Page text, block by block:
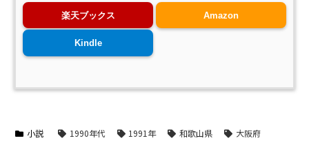
楽天ブックス Amazon
Kindle
小説 1990年代 1991年 和歌山県
大阪府